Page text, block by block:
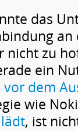
das
an
nicht zu
ein
vor dem
wie
, ist